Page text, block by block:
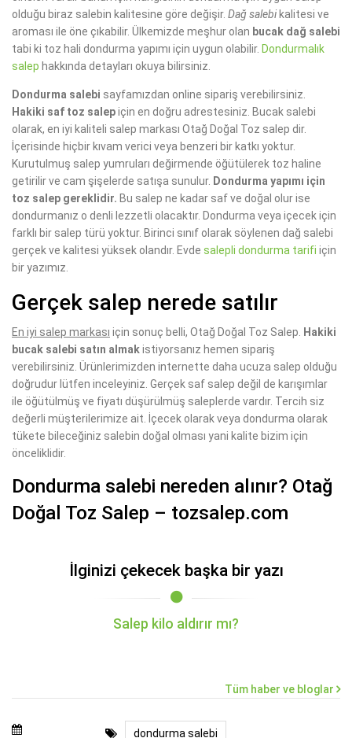
olduğu biraz salebin kalitesine göre değişir. Dağ salebi kalitesi ve
aroması ile öne çıkabilir. Ülkemizde meşhur olan bucak dağ salebi
tabi ki toz hali dondurma yapımı için uygun olabilir. Dondurmalık
salep hakkında detayları okuya bilirsiniz.
Dondurma salebi sayfamızdan online sipariş verebilirsiniz.
Hakiki saf toz salepiçin en doğru adrestesiniz. Bucak salebi
olarak, en iyi kaliteli salep markası Otağ Doğal Toz salep dir.
İçerisinde hiçbir kıvam verici veya benzeri bir katkı yoktur.
Kurutulmuş salep yumruları değirmende öğütülerek toz haline
getirilir ve cam şişelerde satışa sunulur. Dondurma yapımı için
toz salep gereklidir. Bu salep ne kadar saf ve doğal olur ise
dondurmanız o denli lezzetli olacaktır. Dondurma veya içecek için
farklı bir salep türü yoktur. Birinci sınıf olarak söylenen dağ salebi
gerçek ve kalitesi yüksek olandır. Evde salepli dondurma tarifi için
bir yazımız.
Gerçek salep nerede satılır
En iyi salep markası için sonuç belli, Otağ Doğal Toz Salep.
Hakiki
bucak salebi satın almakistiyorsanız hemen sipariş
verebilirsiniz. Ürünlerimizden internette daha ucuza salep olduğu
doğrudur lütfen inceleyiniz. Gerçek saf salep değil de karışımlar
ile öğütülmüş ve fiyatı düşürülmüş saleplerde vardır. Tercih siz
değerli müşterilerimize ait. İçecek olarak veya dondurma olarak
tükete bileceğiniz salebin doğal olması yani kalite bizim için
önceliklidir.
Dondurma salebi nereden alınır? Otağ
Doğal Toz Salep – tozsalep.com
İlginizi çekecek başka bir yazı
Salep kilo aldırır mı?
Tüm haber ve bloglar
dondurma salebi